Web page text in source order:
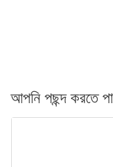
আপনি পছন্দ করতে